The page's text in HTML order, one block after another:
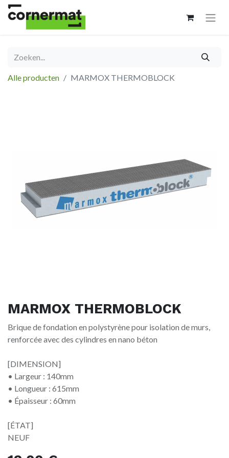
Alle producten MARMOX THERMOBLOCK
MARMOX THERMOBLOCK
Brique de fondation en polystyrène pour isolation de murs,
renforcée avec des cylindres en nano béton
[DIMENSION]
• Largeur : 140mm
• Longueur : 615mm
• Épaisseur : 60mm
[ÉTAT]
NEUF